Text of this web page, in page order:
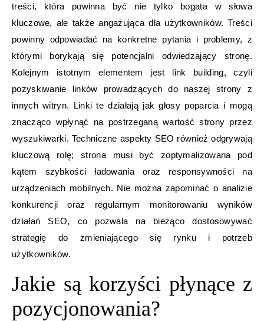
treści, która powinna być nie tylko bogata w słowa
kluczowe, ale także angażująca dla użytkowników. Treści
powinny odpowiadać na konkretne pytania i problemy, z
którymi borykają się potencjalni odwiedzający stronę.
Kolejnym istotnym elementem jest link building, czyli
pozyskiwanie linków prowadzących do naszej strony z
innych witryn. Linki te działają jak głosy poparcia i mogą
znacząco wpłynąć na postrzeganą wartość strony przez
wyszukiwarki. Techniczne aspekty SEO również odgrywają
kluczową rolę; strona musi być zoptymalizowana pod
kątem szybkości ładowania oraz responsywności na
urządzeniach mobilnych. Nie można zapominać o analizie
konkurencji oraz regularnym monitorowaniu wyników
działań SEO, co pozwala na bieżąco dostosowywać
strategię do zmieniającego się rynku i potrzeb
użytkowników.
Jakie są korzyści płynące z
pozycjonowania?